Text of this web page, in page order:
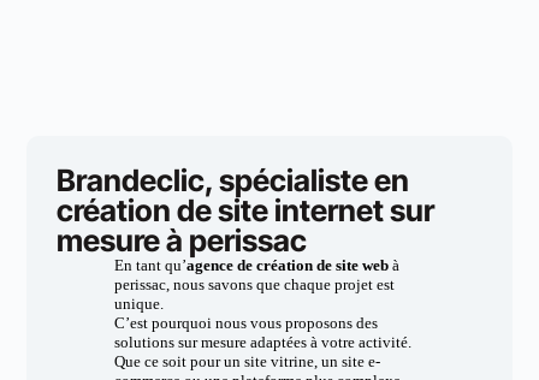
Brandeclic, spécialiste en
création de site internet sur
mesure à perissac
En tant qu’agence de création de site webà
perissac, nous savons que chaque projet est
unique.
C’est pourquoi nous vous proposons des
solutions sur mesure adaptées à votre activité.
Que ce soit pour un site vitrine, un site e-